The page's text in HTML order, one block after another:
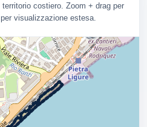
costiero. Zoom + drag per
visualizzazione estesa.